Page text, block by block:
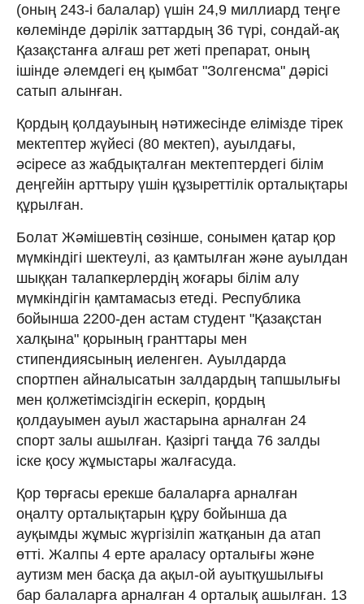
(оның 243-і балалар) үшін 24,9 миллиард теңге
көлемінде дәрілік заттардың 36 түрі, сондай-ақ
Қазақстанға алғаш рет жеті препарат, оның
ішінде әлемдегі ең қымбат "Золгенсма" дәрісі
сатып алынған.
Қордың қолдауының нәтижесінде елімізде тірек
мектептер жүйесі (80 мектеп), ауылдағы,
әсіресе аз жабдықталған мектептердегі білім
деңгейін арттыру үшін құзыреттілік орталықтары
құрылған.
Болат Жәмішевтің сөзінше, сонымен қатар қор
мүмкіндігі шектеулі, аз қамтылған және ауылдан
шыққан талапкерлердің жоғары білім алу
мүмкіндігін қамтамасыз етеді. Республика
бойынша 2200-ден астам студент "Қазақстан
халқына" қорының гранттары мен
стипендиясының иеленген. Ауылдарда
спортпен айналысатын залдардың тапшылығы
мен қолжетімсіздігін ескеріп, қордың
қолдауымен ауыл жастарына арналған 24
спорт залы ашылған. Қазіргі таңда 76 залды
іске қосу жұмыстары жалғасуда.
Қор төрғасы ерекше балаларға арналған
оңалту орталықтарын құру бойынша да
ауқымды жұмыс жүргізіліп жатқанын да атап
өтті. Жалпы 4 ерте араласу орталығы және
аутизм мен басқа да ақыл-ой ауытқушылығы
бар балаларға арналған 4 орталық ашылған. 13